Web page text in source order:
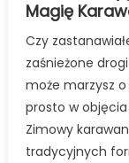
Magię
Czy
zaśnieżone
może marzysz
prosto w
Zimowy
tradycyjnych